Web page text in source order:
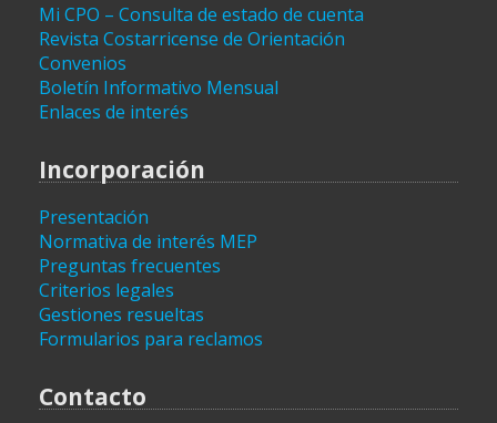
Mi CPO – Consulta de estado de cuenta
Revista Costarricense de Orientación
Convenios
Boletín Informativo Mensual
Enlaces de interés
Incorporación
Presentación
Normativa de interés MEP
Preguntas frecuentes
Criterios legales
Gestiones resueltas
Formularios para reclamos
Contacto